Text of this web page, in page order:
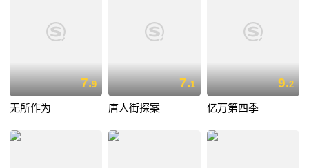
7.9
无所作为
7.1
唐人街探案
9.2
亿万第四季